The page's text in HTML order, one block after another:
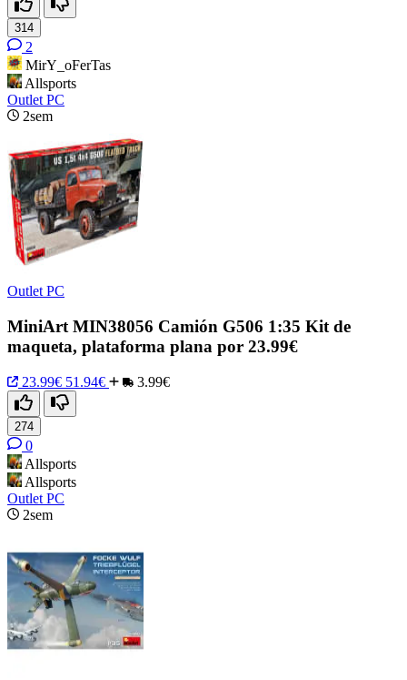
314
2
MirY_oFerTas
Allsports
Outlet PC
2sem
Outlet PC
MiniArt MIN38056 Camión G506 1:35 Kit de
maqueta, plataforma plana por 23.99€
23.99€ 51.94€ 3.99€
274
0
Allsports
Allsports
Outlet PC
2sem